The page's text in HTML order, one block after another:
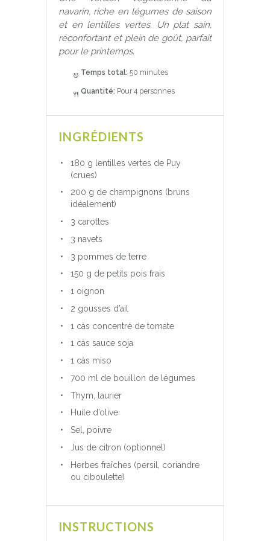
navarin, riche en légumes de saison
et en lentilles vertes. Un plat sain,
réconfortant et plein de goût, parfait
pour le printemps.
Temps total: 50 minutes
Quantité: Pour 4 personnes
INGRÉDIENTS
180 g lentilles vertes de Puy
(crues)
200 g de champignons (bruns
idéalement)
3 carottes
3 navets
3 pommes de terre
150 g de petits pois frais
1 oignon
2 gousses d’ail
1 càs concentré de tomate
1 càs sauce soja
1 càs miso
700 ml de bouillon de légumes
Thym, laurier
Huile d’olive
Sel, poivre
Jus de citron (optionnel)
Herbes fraîches (persil, coriandre
ou ciboulette)
INSTRUCTIONS